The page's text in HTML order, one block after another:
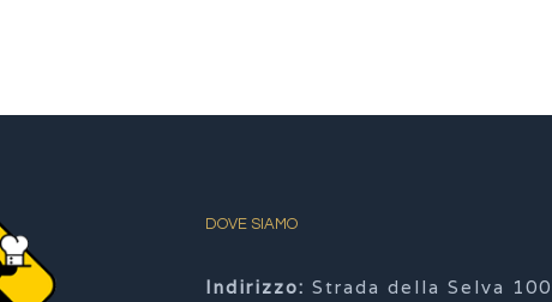
DOVE SIAMO
Indirizzo: Strada della Selva 100